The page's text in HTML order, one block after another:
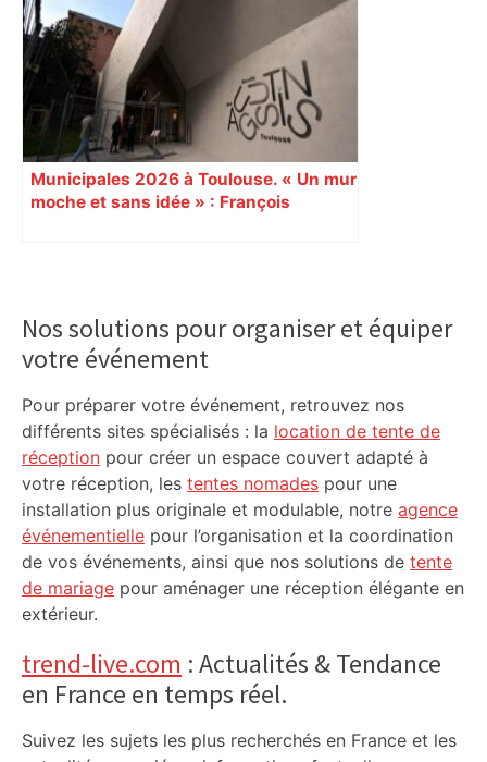
Coly marque un essai et relance cette
finale ! – RMC Sport
Municipales 2026 à Toulouse. « Un mur
moche et sans idée » : François
Sidebar
Nos solutions pour organiser et équiper
votre événement
Pour préparer votre événement, retrouvez nos
différents sites spécialisés : la location de tente de
réception pour créer un espace couvert adapté à
votre réception, les tentes nomades pour une
installation plus originale et modulable, notre agence
événementielle pour l’organisation et la coordination
de vos événements, ainsi que nos solutions de tente
de mariage pour aménager une réception élégante en
extérieur.
trend-live.com : Actualités & Tendance
en France en temps réel.
Suivez les sujets les plus recherchés en France et les